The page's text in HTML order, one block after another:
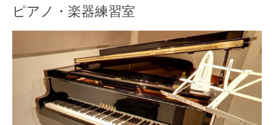
ピアノ・楽器練習室